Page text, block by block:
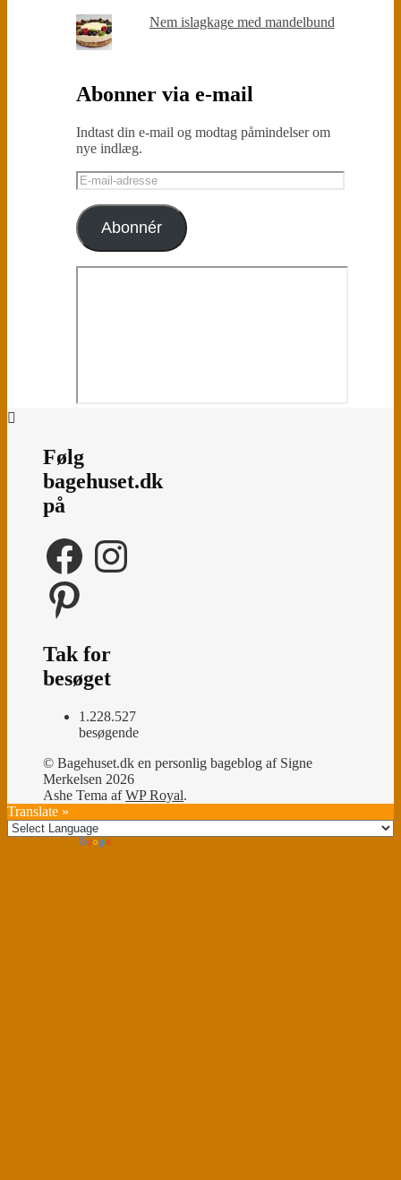
Nem islagkage med mandelbund
Abonner via e-mail
Indtast din e-mail og modtag påmindelser om
nye indlæg.
E-
mail-
adresse
Abonnér
Følg
bagehuset.dk
på
FacebookInstagram
Pinterest
Tak for
besøget
1.228.527
besøgende
© Bagehuset.dk en personlig bageblog af Signe
Merkelsen 2026
Ashe Tema afWP Royal.
Translate »